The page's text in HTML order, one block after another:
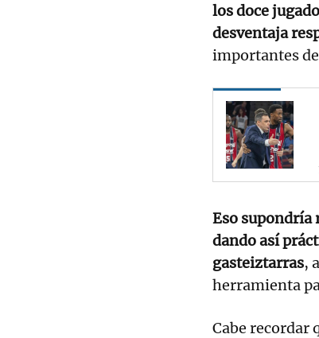
los doce
desventaja
importantes
Eso supondría
dando así
gasteiztarras,
herramienta
Cabe recordar